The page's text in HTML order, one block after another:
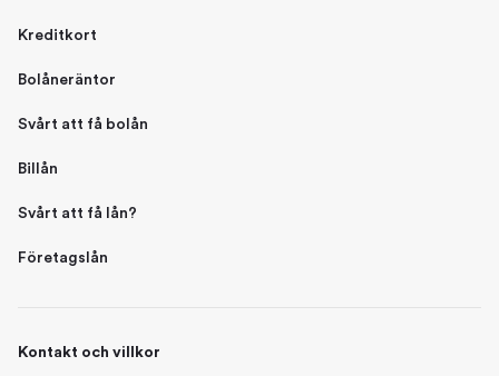
Kreditkort
Bolåneräntor
Svårt att få bolån
Billån
Svårt att få lån?
Företagslån
Kontakt och villkor